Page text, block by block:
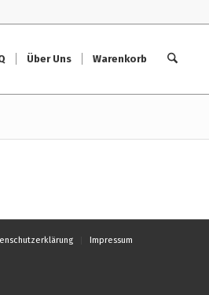
Über Uns Warenkorb
Impressum